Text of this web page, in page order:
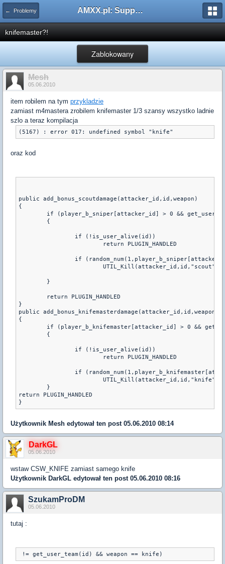
← Problemy AMXX.pl: Support AMX Mod X i SourceMod
knifemaster?!
Zablokowany
Mesh
05.06.2010
item robilem na tym przykladzie
zamiast m4mastera zrobilem knifemaster 1/3 szansy wszystko ladnie
szlo a teraz kompilacja
(5167) : error 017: undefined symbol "knife"
oraz kod
public add_bonus_scoutdamage(attacker_id,id,weapon)
{
if (player_b_sniper[attacker_id] > 0 &&
	{
		if (!is_user_alive(id))
			return PLUGIN_HANDLED
if
			UTIL_Kill(attacker_id,id,"scout")
	}
	return PLUGIN_HANDLED
}
public add_bonus_knifemasterdamage(attacker_id,id,weapon)
{
if (player_b_knifemaster[attacker_id] > 0 &&
	{
		if (!is_user_alive(id))
			return PLUGIN_HANDLED
if
			UTIL_Kill(attacker_id,id,"knife")
	}
return PLUGIN_HANDLED
Użytkownik Mesh edytował ten post 05.06.2010 08:14
DarkGL
05.06.2010
wstaw CSW_KNIFE zamiast samego knife
Użytkownik DarkGL edytował ten post 05.06.2010 08:16
SzukamProDM
05.06.2010
tutaj :
!= get_user_team(id) && weapon == knife)